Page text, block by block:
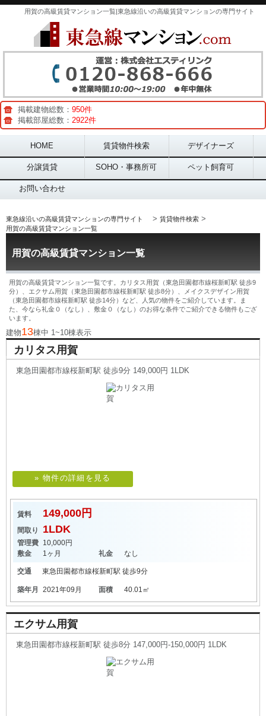
用賀の高級賃貸マンション一覧|東急線沿いの高級賃貸マンションの専門サイト
掲載建物総数： 950件
掲載部屋総数： 2922件
Main menu
HOME 賃貸物件検索 デザイナーズ
分譲賃貸 SOHO・事務所可 ペット飼育可
お問い合わせ
東急線沿いの高級賃貸マンションの専門サイト > 賃貸物件検索 >
用賀の高級賃貸マンション一覧
用賀の高級賃貸マンション一覧
用賀の高級賃貸マンション一覧です。カリタス用賀（東急田園都市線桜新町駅 徒歩9
分）、エクサム用賀（東急田園都市線桜新町駅 徒歩8分）、メイクスデザイン用賀
（東急田園都市線桜新町駅 徒歩14分）など、人気の物件をご紹介しています。ま
た、今なら礼金０（なし）、敷金０（なし）のお得な条件でご紹介できる物件もござ
います。
建物13棟中 1~10棟表示
カリタス用賀
東急田園都市線桜新町駅 徒歩9分 149,000円 1LDK
» 物件の詳細を見る
賃料 149,000円
間取り 1LDK
管理費 10,000円
敷金
1ヶ月 礼金 なし
交通 東急田園都市線桜新町駅 徒歩9分
築年月 2021年09月 面積 40.01㎡
エクサム用賀
東急田園都市線桜新町駅 徒歩8分 147,000円-150,000円 1LDK